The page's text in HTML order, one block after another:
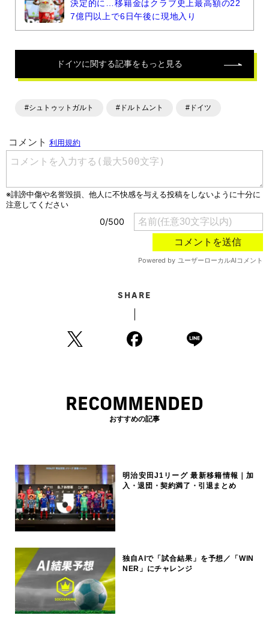
決定的に…移籍金はクラブ史上最高額の22
7億円以上で6日午後に現地入り
ドイツに関する記事をもっと見る
#シュトゥットガルト #ドルトムント #ドイツ
SHARE
RECOMMENDED
おすすめの記事
明治安田J1リーグ 最新移籍情報｜加
入・退団・契約満了・引退まとめ
独自AIで「試合結果」を予想／「WIN
NER」にチャレンジ